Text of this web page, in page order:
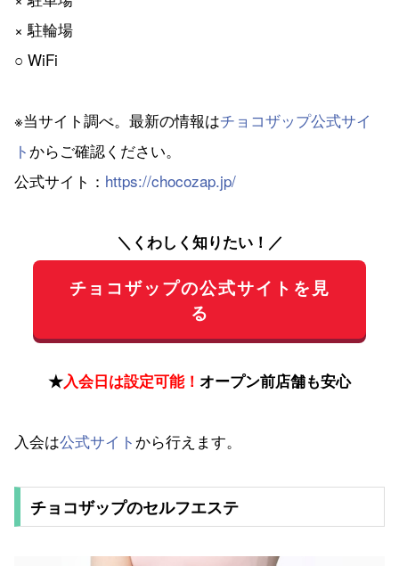
× 駐輪場
○ WiFi
※当サイト調べ。最新の情報はチョコザップ公式サイ
ト からご確認ください。
公式サイト： https://chocozap.jp/
＼くわしく知りたい！／
チョコザップの公式サイトを見
る
★入会日は設定可能！ オープン前店舗も安心
入会は公式サイト から行えます。
チョコザップのセルフエステ